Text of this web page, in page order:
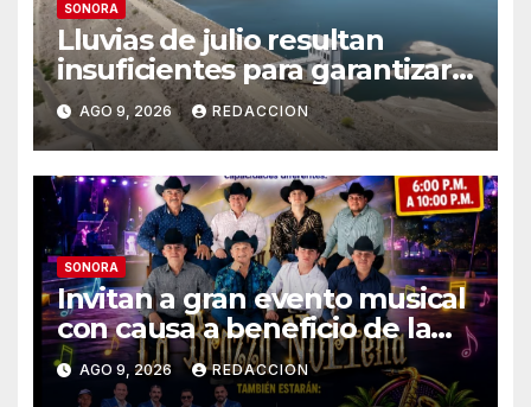
SONORA
Lluvias de julio resultan
insuficientes para garantizar
el ciclo agrícola en el Valle del
Yaqui
AGO 9, 2026 REDACCION
SONORA
Invitan a gran evento musical
con causa a beneficio de la
Fundación «Ayúdanos a
Ayudar HMO»
AGO 9, 2026 REDACCION